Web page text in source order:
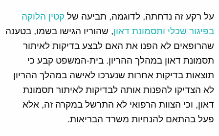
על רקע זה נדחתה, לדוגמה, תביעה של קטין הלוקה
בפיגור שכלי ותסמונת דאון, שהוריו הגישו בשמו, בטענה
שהרופאים לא הפנו את האם לבצע בדיקות לאיתור
תסמונת דאון במהלך ההריון. בית-המשפט קבע כי
תוצאות בדיקות אחרות שנערכו לאישה במהלך ההריון
לא הצדיקו להפנות אותה לבדיקות לאיתור תסמונת
דאון, וכי הצוות הרפואי לא התרשל במקרה זה, אלא
פעל בהתאם להנחיות משרד הבריאות.